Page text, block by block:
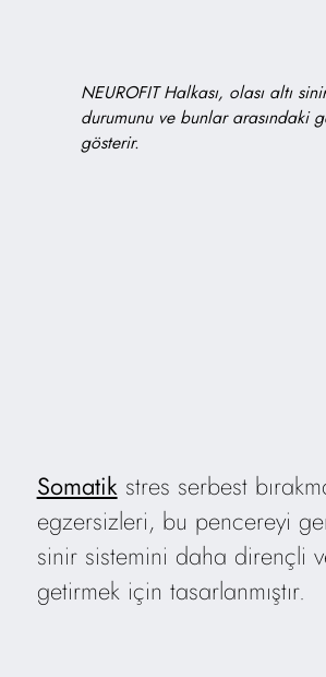
NEUROFIT Halkası, olası altı
durumunu ve bunlar arasındaki
gösterir.
Somatikstres serbest
egzersizleri, bu pencereyi
sinir sistemini daha dirençli
getirmek için tasarlanmıştır.